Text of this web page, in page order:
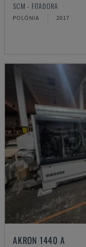
SCM - FITADORA
POLÓNIA 2017
AKRON 1440 A